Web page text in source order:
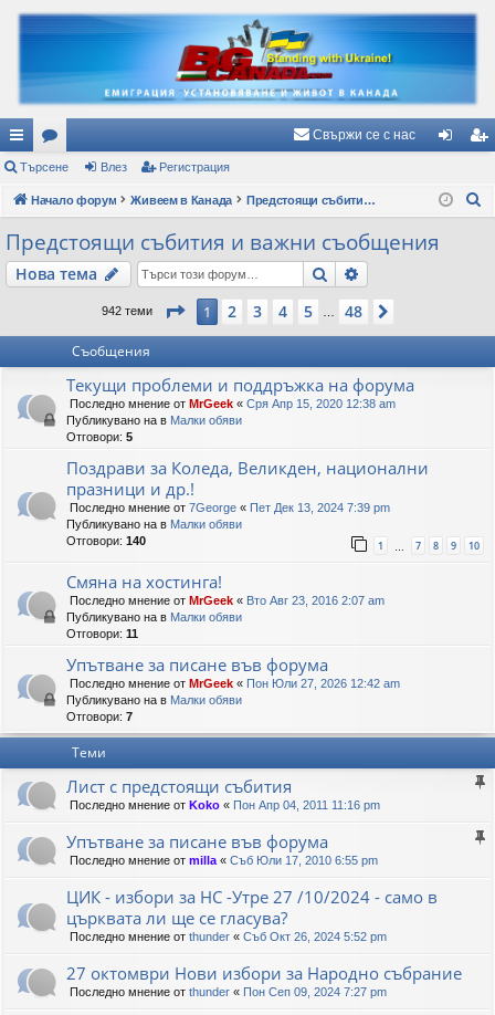
ъ
рз
и
вр
ки
ор
ум
Свържи се с нас
з ис
Търсене Влез Регистрация
Начало форум Живеем в Канада Предстоящи събития и важни съобщения
Предстоящи събития и важни съобщения
Нова тема Търсене
942 теми Страница от 48
1 2 3 4 5 48
Съобщения
Текущи проблеми и поддръжка на форума
Последно мнение от MrGeek « Сря Апр 15, 2020 12:38 am
Публикувано на в Малки обяви
Отговори: 5
Поздрави за Коледа, Великден, национални
празници и др.!
Последно мнение от 7George « Пет Дек 13, 2024 7:39 pm
Публикувано на в Малки обяви
Отговори: 140 1 7 8 9 10
Смяна на хостинга!
Последно мнение от MrGeek « Вто Авг 23, 2016 2:07 am
Публикувано на в Малки обяви
Отговори: 11
Упътване за писане във форума
Последно мнение от MrGeek « Пон Юли 27, 2026 12:42 am
Публикувано на в Малки обяви
Отговори: 7
Теми
Лист с предстоящи събития
Последно мнение от Koko « Пон Апр 04, 2011 11:16 pm
Упътване за писане във форума
Последно мнение от milla « Съб Юли 17, 2010 6:55 pm
ЦИК - избори за НС -Утре 27 /10/2024 - само в
църквата ли ще се гласува?
Последно мнение от thunder « Съб Окт 26, 2024 5:52 pm
27 октомври Нови избори за Народно събрание
Последно мнение от thunder « Пон Сеп 09, 2024 7:27 pm